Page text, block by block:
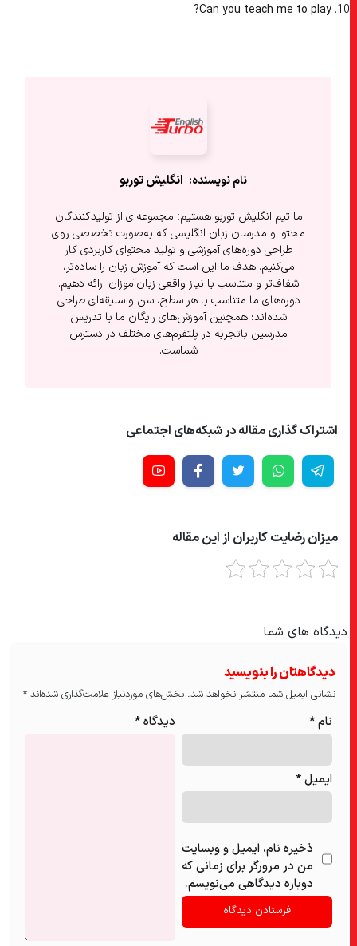
Can you teach meto play
?
انگلیش‌ توربو
ما تیم انگلیش توربو هستیم؛ مجموعه‌ای از تولیدکنندگان
محتوا و مدرسان زبان انگلیسی که به‌صورت تخصصی روی
طراحی دوره‌های آموزشی و تولید محتوای کاربردی کار
می‌کنیم. هدف ما این است که آموزش زبان را ساده‌تر،
شفاف‌تر و متناسب با نیاز واقعی زبان‌آموزان ارائه دهیم.
دوره‌های ما متناسب با هر سطح، سن و سلیقه‌ای طراحی
شده‌اند؛ همچنین آموزش‌های رایگان ما با تدریس
مدرسین باتجربه در پلتفرم‌های مختلف در دسترس
شماست.
اشتراک گذاری مقاله در شبکه‌های اجتماعی
میزان رضایت کاربران از این مقاله
دیدگاه های شما
دیدگاهتان را بنویسید
نشانی ایمیل شما منتشر نخواهد شد. بخش‌های موردنیاز علامت‌گذاری شده‌اند*
دیدگاه* نام*
ایمیل*
ذخیره نام، ایمیل و وبسایت
من در مرورگر برای زمانی که
دوباره دیدگاهی می‌نویسم.